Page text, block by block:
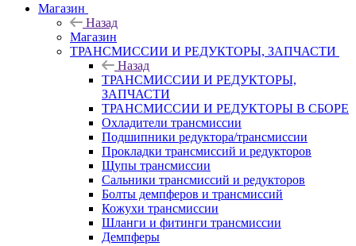
Магазин
Назад
Магазин
ТРАНСМИССИИ И РЕДУКТОРЫ, ЗАПЧАСТИ
Назад
ТРАНСМИССИИ И РЕДУКТОРЫ,
ЗАПЧАСТИ
ТРАНСМИССИИ И РЕДУКТОРЫ В СБОРЕ
Охладители трансмиссии
Подшипники редуктора/трансмиссии
Прокладки трансмиссий и редукторов
Щупы трансмиссии
Сальники трансмиссий и редукторов
Болты демпферов и трансмиссий
Кожухи трансмиссии
Шланги и фитинги трансмиссии
Демпферы